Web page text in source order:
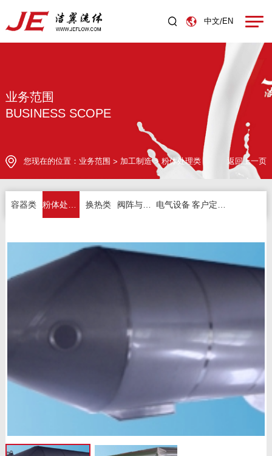
中文/EN
业务范围
BUSINESS SCOPE
您现在的位置：业务范围 > 加工制造>粉体处理类 返回上一页
容器类 换热类 电气设备